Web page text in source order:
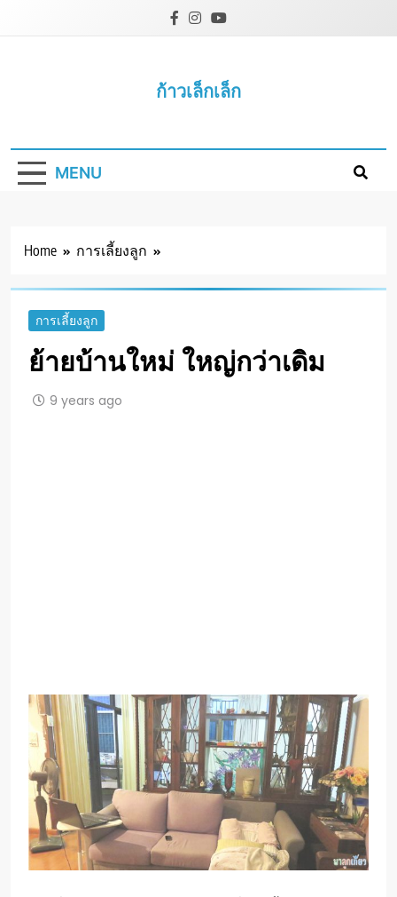
ก้าวเล็กเล็ก
MENU
Home การเลี้ยงลูก
การเลี้ยงลูก
ย้ายบ้านใหม่ ใหญ่กว่าเดิม
9 years ago